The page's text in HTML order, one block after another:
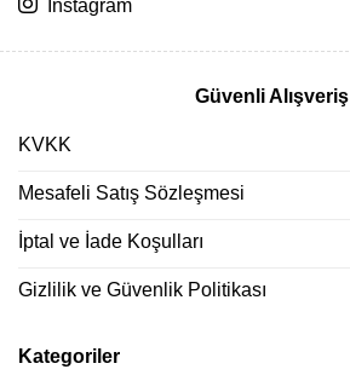
İnstagram
Güvenli Alışveriş
KVKK
Mesafeli Satış Sözleşmesi
İptal ve İade Koşulları
Gizlilik ve Güvenlik Politikası
Kategoriler